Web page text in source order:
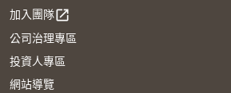
加入團隊open_in_new
公司治理專區
投資人專區
網站導覽